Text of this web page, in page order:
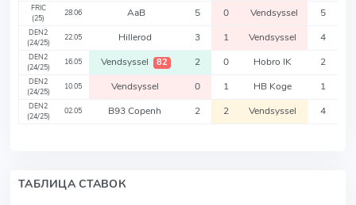
FRIC
(25)
28.06 AaB 5 0 Vendsyssel 5
DEN2
(24/25)
22.05 Hillerod 3 1 Vendsyssel 4
DEN2
(24/25)
16.05 Vendsyssel 82 2 0 Hobro IK 2
DEN2
(24/25)
10.05 Vendsyssel 0 1 HB Koge 1
DEN2
(24/25)
02.05 B93 Copenh 2 2 Vendsyssel 4
ТАБЛИЦА СТАВОК